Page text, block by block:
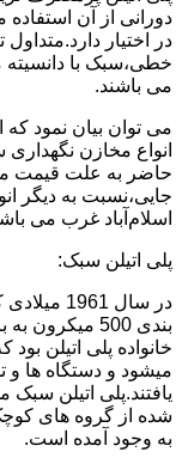
در اختیار
خطی،سبک با
می باشند.
می توان بیان نمود
انواع مخازن
حاضر به علت قیمت
جایی،نسبت به دیگر
اسلام‌آباد غرب می
پلی اتیلن سبک:
در سال
بندی 500
خانواده پلی اتیلن
میشود و دستگاه ها
یافتند.پلی اتیلن سبک
شده از گروه های
به وجود آمده است.